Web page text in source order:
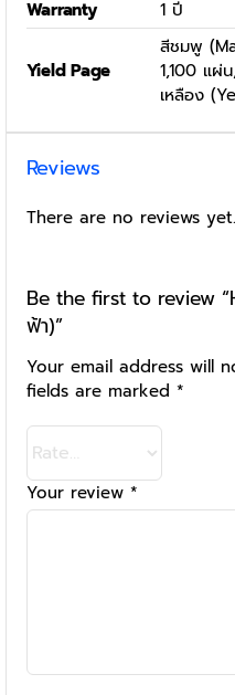
Warranty
1 ปี
Yield Page
สีชมพู
1,100 แผ่
เหลือง
Reviews
There are no reviews yet.
Be the first to review
ฟ้า)”
Your email address will
fields are marked *
Your review *